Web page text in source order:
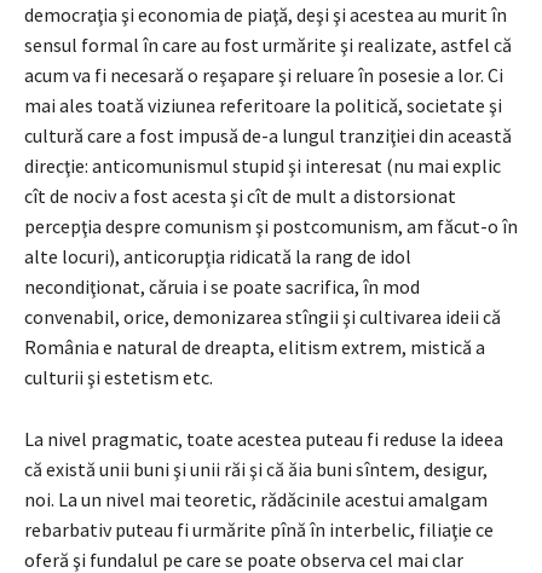
democraţia şi economia de piaţă, deşi şi acestea au murit în
sensul formal în care au fost urmărite şi realizate, astfel că
acum va fi necesară o reşapare şi reluare în posesie a lor. Ci
mai ales toată viziunea referitoare la politică, societate şi
cultură care a fost impusă de-a lungul tranziţiei din această
direcţie: anticomunismul stupid şi interesat (nu mai explic
cît de nociv a fost acesta şi cît de mult a distorsionat
percepţia despre comunism şi postcomunism, am făcut-o în
alte locuri), anticorupţia ridicată la rang de idol
necondiţionat, căruia i se poate sacrifica, în mod
convenabil, orice, demonizarea stîngii şi cultivarea ideii că
România e natural de dreapta, elitism extrem, mistică a
culturii şi estetism etc.
La nivel pragmatic, toate acestea puteau fi reduse la ideea
că există unii buni şi unii răi şi că ăia buni sîntem, desigur,
noi. La un nivel mai teoretic, rădăcinile acestui amalgam
rebarbativ puteau fi urmărite pînă în interbelic, filiaţie ce
oferă şi fundalul pe care se poate observa cel mai clar